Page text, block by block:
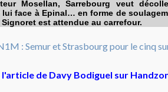
Mosellan, Sarrebourg veut
face à Epinal… en forme de
est attendue au carrefour.
de Davy Bodiguel sur